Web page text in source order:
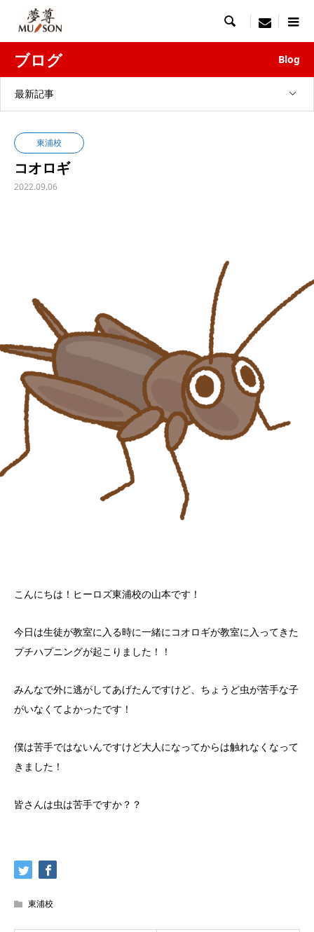
 menu
ブログ Blog
最新記事
東浦校
コオロギ
2022.09.06
こんにちは！ヒーロズ東浦校の山本です！
今日は生徒が教室に入る時に一緒にコオロギが教室に入ってきた
プチハプニングが起こりました！！
みんなで外に逃がしてあげたんですけど、ちょうど虫が苦手な子
がいなくてよかったです！
僕は苦手ではないんですけど大人になってからは触れなくなって
きました！
皆さんは虫は苦手ですか？？
東浦校